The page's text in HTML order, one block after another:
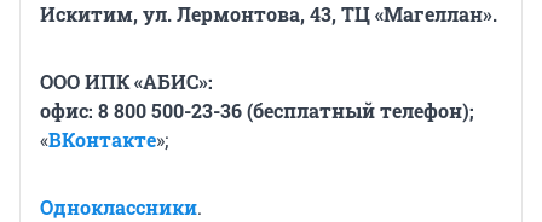
Искитим, ул. Лермонтова, 43, ТЦ «Магеллан».
ООО ИПК «АБИС»:
офис: 8 800 500-23-36 (бесплатный телефон);
«ВКонтакте»;
Одноклассники.